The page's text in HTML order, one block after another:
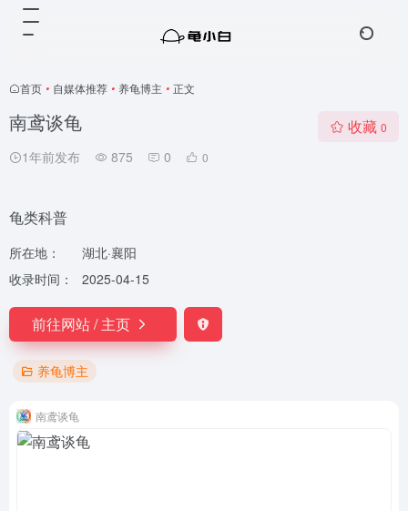
首页 • 自媒体推荐 • 养龟博主 • 正文
南鸢谈龟
1年前发布 875 0 0
收藏 0
龟类科普
所在地：
湖北·襄阳
收录时间：
2025-04-15
前往网站 / 主页
养龟博主
南鸢谈龟